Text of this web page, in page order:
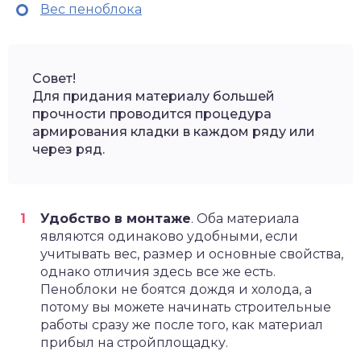
Вес пеноблока
Совет!
Для придания материалу большей
прочности проводится процедура
армирования кладки в каждом ряду или
через ряд.
Удобство в монтаже. Оба материала
являются одинаково удобными, если
учитывать вес, размер и основные свойства,
однако отличия здесь все же есть.
Пеноблоки не боятся дождя и холода, а
потому вы можете начинать строительные
работы сразу же после того, как материал
прибыл на стройплощадку.